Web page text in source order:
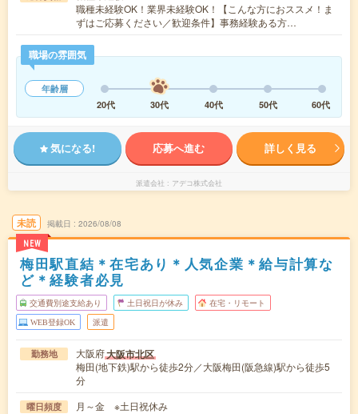
職種未経験OK！業界未経験OK！【こんな方におススメ！ま
ずはご応募ください／歓迎条件】事務経験ある方…
職場の雰囲気
年齢層
20代
30代 40代 50代 60代
気になる! 応募へ進む 詳しく見る
派遣会社 アデコ株式会社
未読
NEW
掲載日 2026/08/08
梅田駅直結＊在宅あり＊人気企業＊給与計算な
ど＊経験者必見
交通費別途支給あり 土日祝日が休み 在宅・リモート
WEB登録OK 派遣
勤務地 大阪府大阪市北区
梅田(地下鉄)駅から徒歩2分／大阪梅田(阪急線)駅から徒歩5
分
曜日頻度 月～金 ※土日祝休み